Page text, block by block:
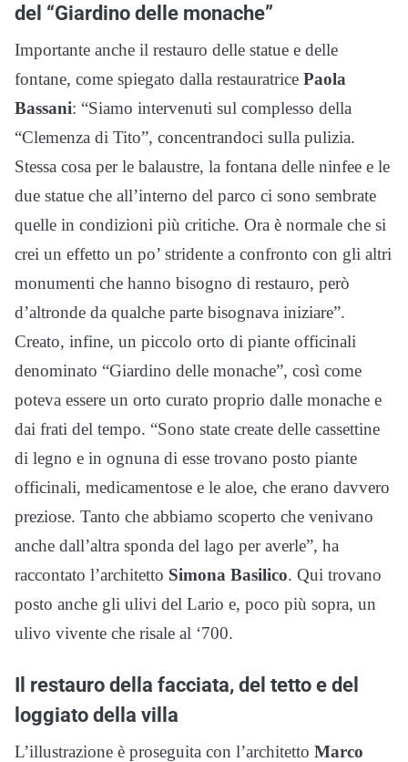
del “Giardino delle monache”
Importante anche il restauro delle statue e delle
fontane, come spiegato dalla restauratrice Paola
Bassani: “Siamo intervenuti sul complesso della
“Clemenza di Tito”, concentrandoci sulla pulizia.
Stessa cosa per le balaustre, la fontana delle ninfee e le
due statue che all’interno del parco ci sono sembrate
quelle in condizioni più critiche. Ora è normale che si
crei un effetto un po’ stridente a confronto con gli altri
monumenti che hanno bisogno di restauro, però
d’altronde da qualche parte bisognava iniziare”.
Creato, infine, un piccolo orto di piante officinali
denominato “Giardino delle monache”, così come
poteva essere un orto curato proprio dalle monache e
dai frati del tempo. “Sono state create delle cassettine
di legno e in ognuna di esse trovano posto piante
officinali, medicamentose e le aloe, che erano davvero
preziose. Tanto che abbiamo scoperto che venivano
anche dall’altra sponda del lago per averle”, ha
raccontato l’architetto Simona Basilico. Qui trovano
posto anche gli ulivi del Lario e, poco più sopra, un
ulivo vivente che risale al ‘700.
Il restauro della facciata, del tetto e del
loggiato della villa
L’illustrazione è proseguita con l’architetto Marco